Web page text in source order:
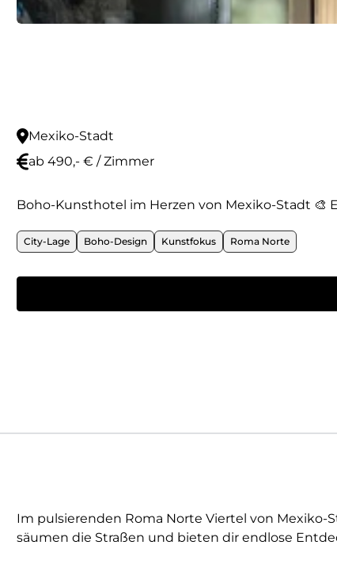
Mexiko-Stadt
ab 490,- € / Zimmer
Boho-Kunsthotel im Herzen von Mexiko-Stadt 🎨
City-Lage Boho-Design Kunstfokus Roma Norte
Im pulsierenden Roma Norte Viertel von Mexiko-
säumen die Straßen und bieten dir endlose